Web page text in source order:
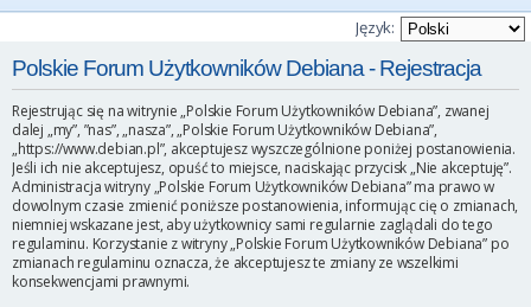
z
u
j
Język:
Polskie Forum Użytkowników Debiana - Rejestracja
Rejestrując się na witrynie „Polskie Forum Użytkowników Debiana”, zwanej
dalej „my”, ”nas”, „nasza”, „Polskie Forum Użytkowników Debiana”,
„https://www.debian.pl”, akceptujesz wyszczególnione poniżej postanowienia.
Jeśli ich nie akceptujesz, opuść to miejsce, naciskając przycisk „Nie akceptuję”.
Administracja witryny „Polskie Forum Użytkowników Debiana” ma prawo w
dowolnym czasie zmienić poniższe postanowienia, informując cię o zmianach,
niemniej wskazane jest, aby użytkownicy sami regularnie zaglądali do tego
regulaminu. Korzystanie z witryny „Polskie Forum Użytkowników Debiana” po
zmianach regulaminu oznacza, że akceptujesz te zmiany ze wszelkimi
konsekwencjami prawnymi.